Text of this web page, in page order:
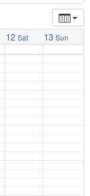
12 Sat 13 Sun